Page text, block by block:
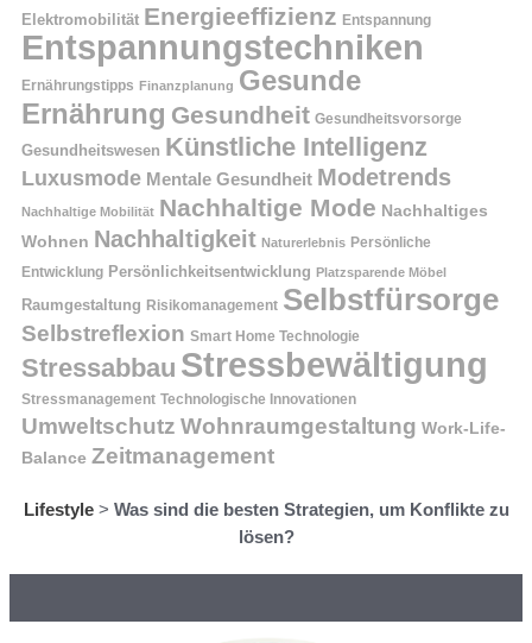
Elektromobilität Energieeffizienz Entspannung
Entspannungstechniken
Ernährungstipps Finanzplanung Gesunde
Ernährung Gesundheit Gesundheitsvorsorge
Gesundheitswesen Künstliche Intelligenz
Luxusmode Mentale Gesundheit Modetrends
Nachhaltige Mobilität Nachhaltige Mode Nachhaltiges
Wohnen Nachhaltigkeit Naturerlebnis Persönliche
Entwicklung Persönlichkeitsentwicklung Platzsparende Möbel
Raumgestaltung Risikomanagement Selbstfürsorge
Selbstreflexion Smart Home Technologie
Stressabbau Stressbewältigung
Stressmanagement Technologische Innovationen
Umweltschutz Wohnraumgestaltung Work-Life-
Balance Zeitmanagement
Lifestyle> Was sind die besten Strategien, um Konflikte zu
lösen?